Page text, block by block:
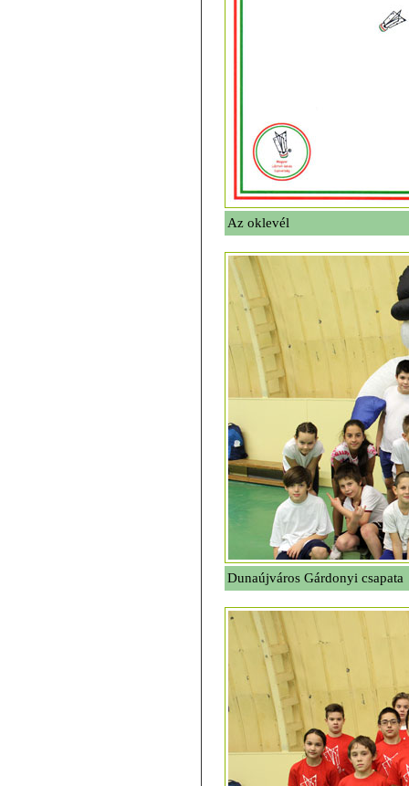
Az oklevél
Dunaújváros Gárdonyi csapata